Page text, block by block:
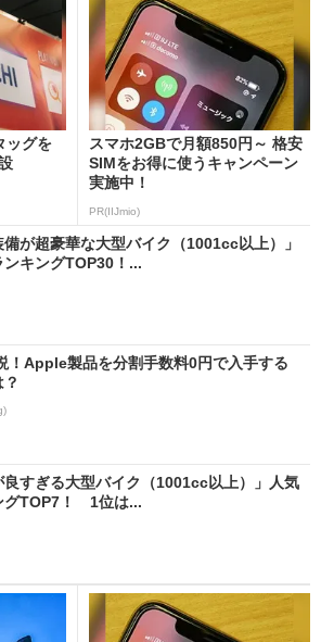
ッグを
スマホ2GBで月額850円～ 格安
SIMをお得に使うキャンペーン
実施中！
PR(IIJmio)
備が超豪華な大型バイク（1001cc以上）」
ンキングTOP30！...
！Apple製品を分割手数料0円で入手する
良すぎる大型バイク（1001cc以上）」人気
グTOP7！ 1位は...